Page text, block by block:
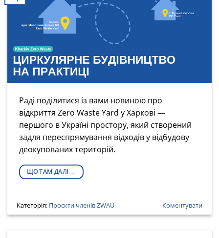
Раді поділитися із вами новиною про
відкриття Zero Waste Yard у Харкові —
першого в Україні простору, який створений
задля переспрямування відходів у відбудову
деокупованих територій.
ЩО ТАМ ДАЛІ →
Категорія: Проєкти членів ZWAU Коментувати